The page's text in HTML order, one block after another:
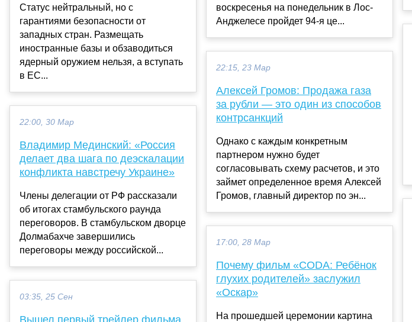
Статус нейтральный, но с
гарантиями безопасности от
западных стран. Размещать
иностранные базы и обзаводиться
ядерный оружием нельзя, а вступать
в ЕС...
22:00, 30 Мар
Владимир Мединский: «Россия
делает два шага по деэскалации
конфликта навстречу Украине»
Члены делегации от РФ рассказали
об итогах стамбульского раунда
переговоров. В стамбульском дворце
Долмабахче завершились
переговоры между российской...
03:35, 25 Сен
воскресенья на понедельник в Лос-
Анджелесе пройдет 94-я це...
22:15, 23 Мар
Алексей Громов: Продажа газа
за рубли — это один из способов
контрсанкций
Однако с каждым конкретным
партнером нужно будет
согласовывать схему расчетов, и это
займет определенное время Алексей
Громов, главный директор по эн...
17:00, 28 Мар
Почему фильм «CODA: Ребёнок
глухих родителей» заслужил
«Оскар»
На прошедшей церемонии картина